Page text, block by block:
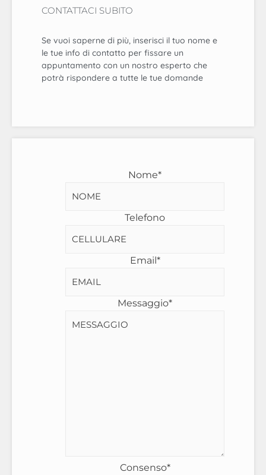
CONTATTACI SUBITO
Se vuoi saperne di più, inserisci il tuo nome e
le tue info di contatto per fissare un
appuntamento con un nostro esperto che
potrà rispondere a tutte le tue domande
Nome*
Telefono
Email*
Messaggio*
Consenso*